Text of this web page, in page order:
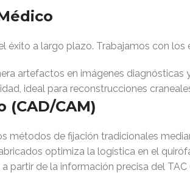
a largo plazo. Trabajamos con los
artefactos en imágenes
ideal para reconstrucciones
CAM)
métodos de fijación tradicionales
optimiza la logística en el
partir de la información precisa del